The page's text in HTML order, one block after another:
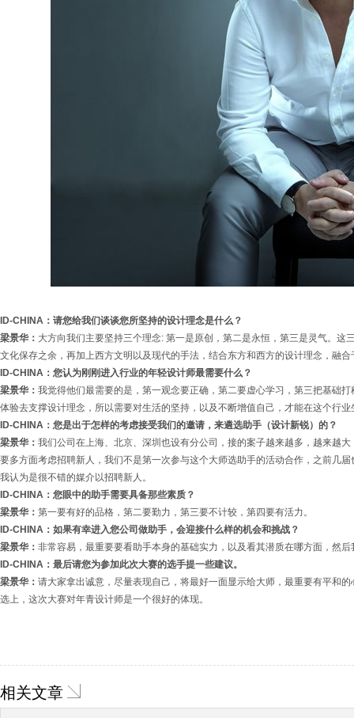
ID-CHINA：请您给我们谈谈您所坚持的设计理念是什么？
梁景华： 大方向我们主要坚持三个理念: 第一是原创，第二是永恒，第三是灵气。这
文化保存之余，再加上西方文明以及现代的手法，结合东方和西方的设计理念，融合
ID-CHINA：您认为刚刚进入行业的年轻设计师最需要什么？
梁景华： 我觉得他们最需要的是，第一观念要正确，第二要虚心学习，第三把基础
体验去支撑设计理念，所以需要对生活的坚持，以及不断增值自己，才能在这个行业
ID-CHINA：您是出于怎样的考虑接受我们的邀请，来遴选助手（设计新锐）的？
梁景华： 我们公司在上海、北京、深圳也设有分公司，接的案子越来越多，越来越
要多方面考虑招聘新人，我们不是第一次参与这个大师选助手的活动合作，之前几
我认为是很不错的媒介以招聘新人。
ID-CHINA：您眼中的助手需要具备那些素质？
梁景华： 第一要有好的品格，第二要勤力，第三要不计较，第四要有活力。
ID-CHINA：如果有幸进入您公司做助手，会迎接什么样的机会和挑战？
梁景华： 非常容易，最重要要看助手本身的基础实力，以及看其潜质在哪方面，然
ID-CHINA：最后请您为参加此次大赛的选手提一些建议。
梁景华： 请大家拿出诚意，尽量表现自己，将最好一面显示给大师，最重要有平和
选上，这次大赛对年青设计师是一个很好的体现。
相关文章